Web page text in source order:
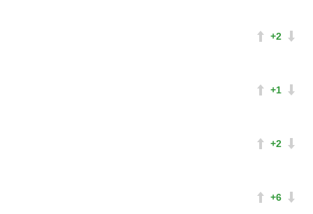
+2
+1
+2
+6